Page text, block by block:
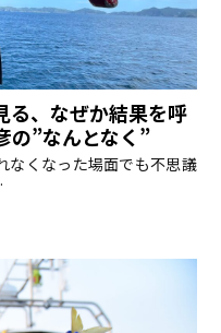
る、なぜか結果を呼
の”なんとなく”
なくなった場面でも不思議